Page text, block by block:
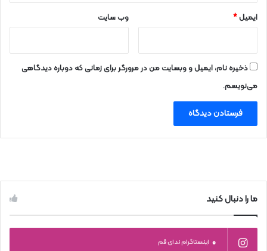
ایمیل* وب‌ سایت
ذخیره نام، ایمیل و وبسایت من در مرورگر برای زمانی که دوباره دیدگاهی
می‌نویسم.
ما را دنبال کنید
0 اینستاگرام ندای قم